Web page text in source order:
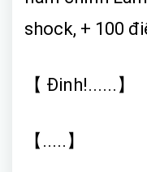
shock, + 100
【 Đinh!......】
【.....】